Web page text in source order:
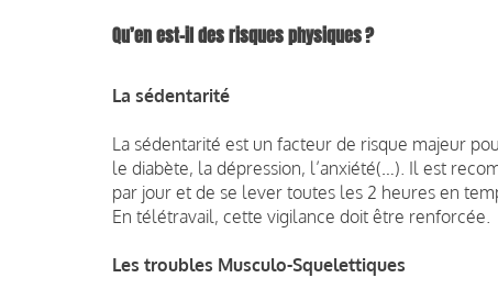
Qu’en est-il des risques physiques ?
La sédentarité
La sédentarité est un facteur de risque majeur
le diabète, la dépression, l’anxiété(…). Il est
par jour et de se lever toutes les 2 heures en
En télétravail, cette vigilance doit être renforcée.
Les troubles Musculo-Squelettiques